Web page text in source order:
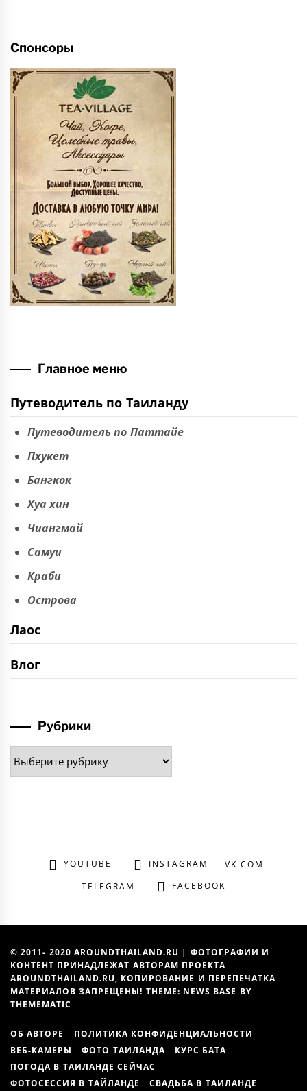
Спонсоры
Главное меню
Путеводитель по Таиланду
Путеводитель по Паттайе
Пхукет
Бангкок
Хуа хин
Чиангмай
Самуи
Краби
Острова
Лаос
Влог
Рубрики
Рубрики
YOUTUBE INSTAGRAM
VK.COM
TELEGRAM
FACEBOOK
© 2011- 2020 AROUNDTHAILAND.RU | ФОТОГРАФИИ И
КОНТЕНТ ПРИНАДЛЕЖАТ АВТОРАМ ПРОЕКТА
AROUNDTHAILAND.RU, КОПИРОВАНИЕ И ПЕРЕПЕЧАТКА
МАТЕРИАЛОВ ЗАПРЕЩЕНЫ! THEME: NEWS BASE BY
THEMEMATIC
ОБ АВТОРЕ
ПОЛИТИКА КОНФИДЕНЦИАЛЬНОСТИ
ВЕБ-КАМЕРЫ
ФОТО ТАИЛАНДА
КУРС БАТА
ПОГОДА В ТАИЛАНДЕ СЕЙЧАС
ФОТОСЕССИЯ В ТАЙЛАНДЕ
СВАДЬБА В ТАИЛАНДЕ